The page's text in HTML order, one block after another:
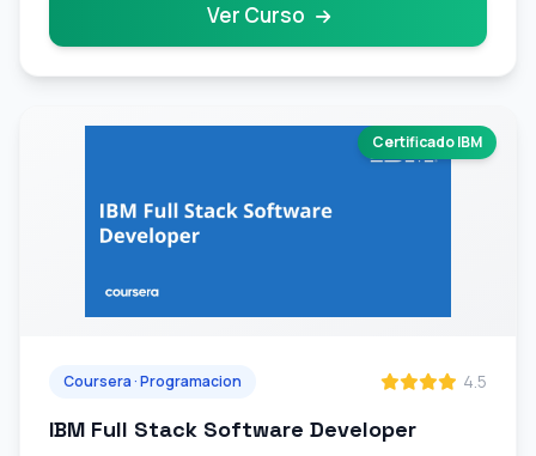
Ver Curso
Certificado IBM
Coursera · Programacion 4.5
IBM Full Stack Software Developer